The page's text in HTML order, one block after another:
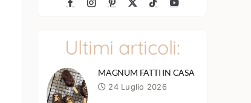
Ultimi articoli:
MAGNUM FATTI IN CASA
24 Luglio 2026